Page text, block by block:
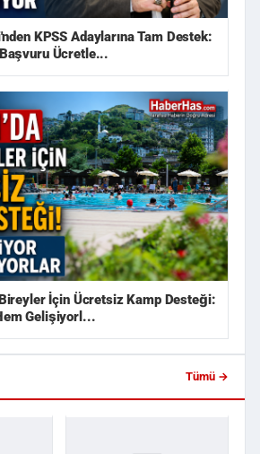
KPSS Adaylarına Tam Destek:
Ücretle...
İçin Ücretsiz Kamp Desteği:
Gelişiyorl...
Tümü →